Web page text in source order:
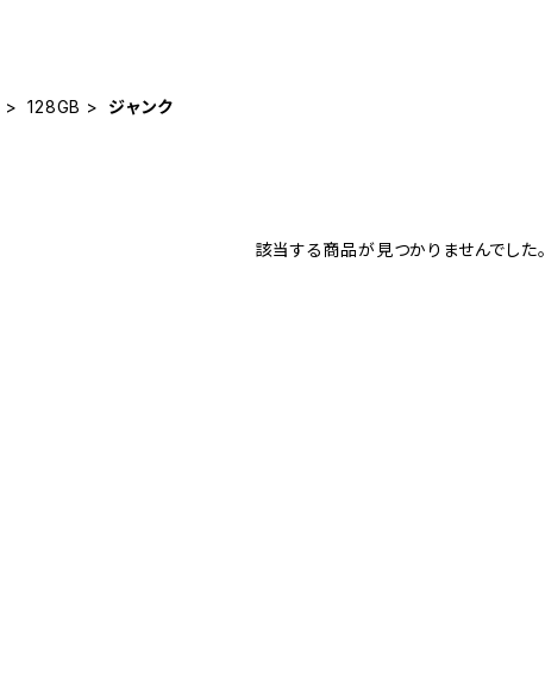
128GB ジャンク
該当する商品が見つかりませんでした。